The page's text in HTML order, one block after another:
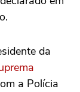
da
a Polícia